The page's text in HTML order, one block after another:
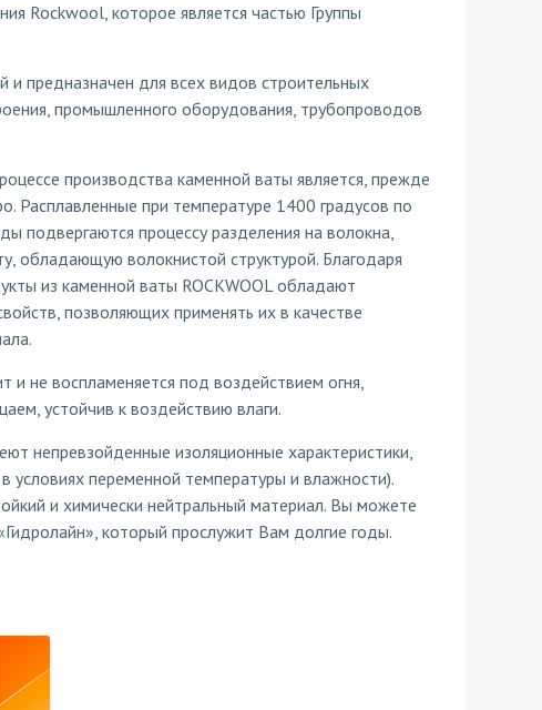
Rockwool, которое является частью Группы
предназначен для всех видов строительных
промышленного оборудования, трубопроводов
производства каменной ваты является, прежде
Расплавленные при температуре 1400 градусов по
подвергаются процессу разделения на волокна,
обладающую волокнистой структурой. Благодаря
из каменной ваты ROCKWOOL обладают
позволяющих применять их в качестве
и не воспламеняется под воздействием огня,
устойчив к воздействию влаги.
непревзойденные изоляционные характеристики,
переменной температуры и влажности).
и химически нейтральный материал. Вы можете
который прослужит Вам долгие годы.